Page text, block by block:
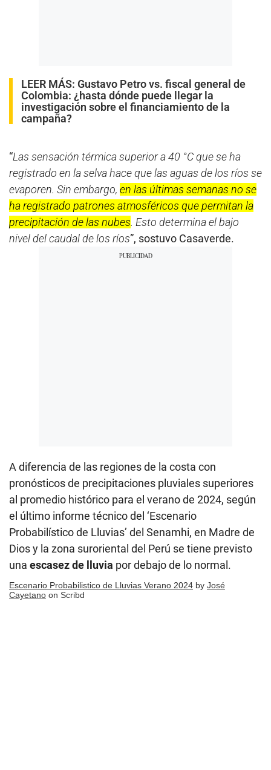
LEER MÁS: Gustavo Petro vs. fiscal general de
Colombia: ¿hasta dónde puede llegar la
investigación sobre el financiamiento de la
campaña?
“Las sensación térmica superior a 40 °C que se ha
registrado en la selva hace que las aguas de los ríos se
evaporen. Sin embargo, en las últimas semanas no se
ha registrado patrones atmosféricos que permitan la
precipitación de las nubes. Esto determina el bajo
nivel del caudal de los ríos”, sostuvo Casaverde.
A diferencia de las regiones de la costa con
pronósticos de precipitaciones pluviales superiores
al promedio histórico para el verano de 2024, según
el último informe técnico del ‘Escenario
Probabilístico de Lluvias’ del Senamhi, en Madre de
Dios y la zona suroriental del Perú se tiene previsto
una escasez de lluvia por debajo de lo normal.
Escenario Probabilistico de Lluvias Verano 2024 by José
Cayetano on Scribd